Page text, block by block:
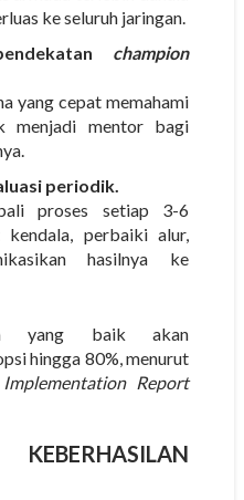
ke seluruh jaringan.
champion
yang cepat memahami
menjadi mentor bagi
periodik.
proses setiap 3-6
kendala, perbaiki alur,
hasilnya ke
yang baik akan
hingga 80%, menurut
Report